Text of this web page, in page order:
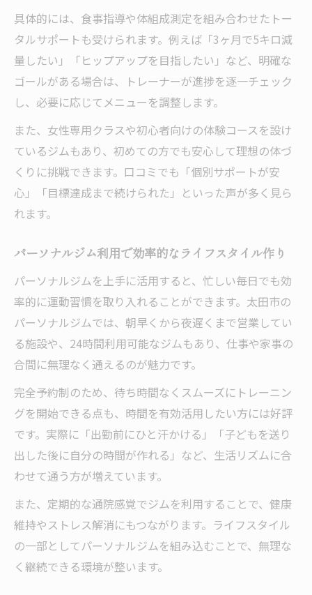
ト方法
太田市のパーソナルジムが提供する手厚い
指導例
トレーニング未経験者におすすめのサポー
ト体制
パーソナルジムで受けられるカウンセリン
グ内容
安心して始められるパーソナルジム選びの
コツ
コスパ重視派へおすすめのパーソナルジム
ント
太田市で料金重視のパーソナルジム選択術
パーソナルジムの価格帯とサービス内容を
比較
コストを抑えたパーソナルジム活用の秘訣
パーソナルジム選びで見逃せないコスパの
基準
女性が無理なく通える施設の特徴まとめ
女性に人気のパーソナルジム施設の選び方
太田市で女性が安心して通えるパーソナル
ジム
パーソナルジムで女性が続けやすいポイン
ト
女性専用パーソナルジムのサポート内容比
較
具体的には、食事指導や体組成測定を組み合わせたトー
タルサポートも受けられます。例えば「3ヶ月で5キロ減
量したい」「ヒップアップを目指したい」など、明確な
ゴールがある場合は、トレーナーが進捗を逐一チェック
し、必要に応じてメニューを調整します。
また、女性専用クラスや初心者向けの体験コースを設け
ているジムもあり、初めての方でも安心して理想の体づ
くりに挑戦できます。口コミでも「個別サポートが安
心」「目標達成まで続けられた」といった声が多く見ら
れます。
パーソナルジム利用で効率的なライフスタイル作り
パーソナルジムを上手に活用すると、忙しい毎日でも効
率的に運動習慣を取り入れることができます。太田市の
パーソナルジムでは、朝早くから夜遅くまで営業してい
る施設や、24時間利用可能なジムもあり、仕事や家事の
合間に無理なく通えるのが魅力です。
完全予約制のため、待ち時間なくスムーズにトレーニン
グを開始できる点も、時間を有効活用したい方には好評
です。実際に「出勤前にひと汗かける」「子どもを送り
出した後に自分の時間が作れる」など、生活リズムに合
わせて通う方が増えています。
また、定期的な通院感覚でジムを利用することで、健康
維持やストレス解消にもつながります。ライフスタイル
の一部としてパーソナルジムを組み込むことで、無理な
く継続できる環境が整います。